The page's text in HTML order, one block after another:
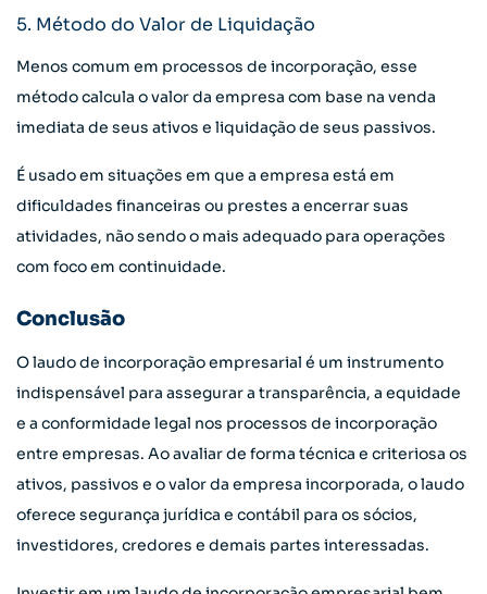
5. Método do Valor de Liquidação
Menos comum em processos de incorporação, esse
método calcula o valor da empresa com base na venda
imediata de seus ativos e liquidação de seus passivos.
É usado em situações em que a empresa está em
dificuldades financeiras ou prestes a encerrar suas
atividades, não sendo o mais adequado para operações
com foco em continuidade.
Conclusão
O laudo de incorporação empresarial é um instrumento
indispensável para assegurar a transparência, a equidade
e a conformidade legal nos processos de incorporação
entre empresas. Ao avaliar de forma técnica e criteriosa os
ativos, passivos e o valor da empresa incorporada, o laudo
oferece segurança jurídica e contábil para os sócios,
investidores, credores e demais partes interessadas.